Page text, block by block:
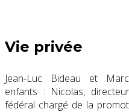
Vie privée
Jean-Luc Bideau et
enfants : Nicolas,
fédéral chargé de la